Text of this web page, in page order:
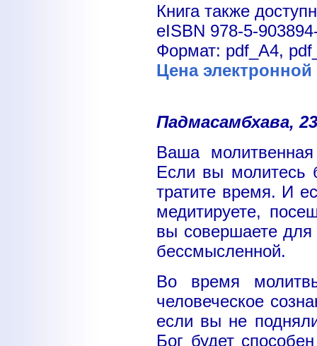
Книга также
eISBN 978-5-
Формат: pdf_A4,
Цена электронной
Падмасамбхава,
Ваша
Если вы молитесь
тратите время. И
медитируете,
вы совершаете для
бессмысленной.
Во время
человеческое
если вы не
Бог будет